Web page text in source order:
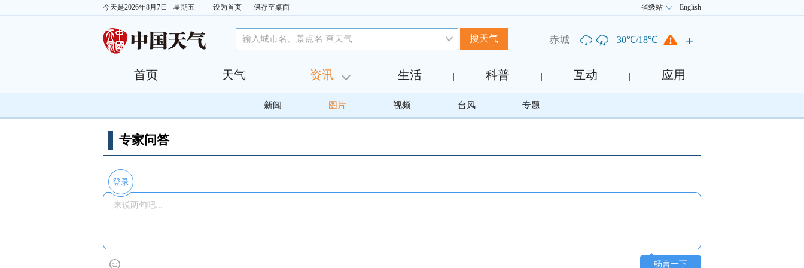
今天是2026年8月7日 星期五 设为首页 保存至桌面 English
省级站
赤城 30℃/18℃
首页 天气 资讯 生活 科普 互动 应用
新闻 图片 视频 台风 专题
专家问答
登录
畅言一下